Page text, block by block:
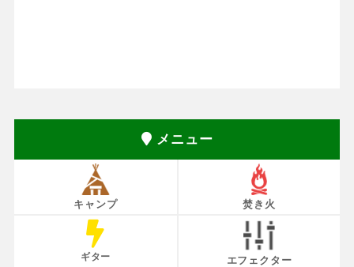
メニュー
キャンプ 焚き火
ギター エフェクター